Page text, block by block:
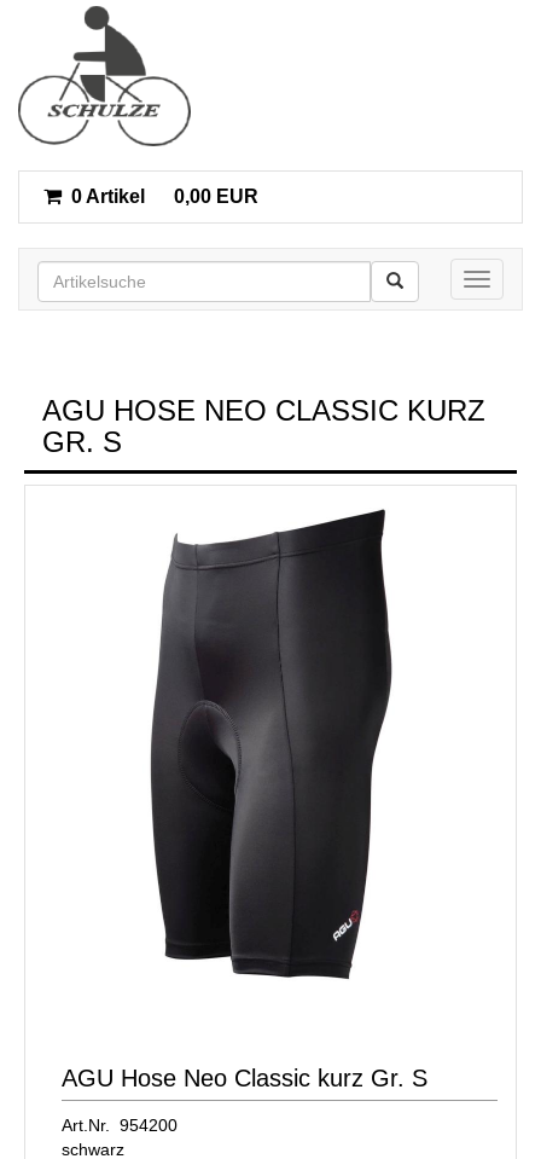
0 Artikel 0,00 EUR
Toggle
AGU HOSE NEO CLASSIC KURZ
GR. S
AGU Hose Neo Classic kurz Gr. S
Art.Nr. 954200
schwarz